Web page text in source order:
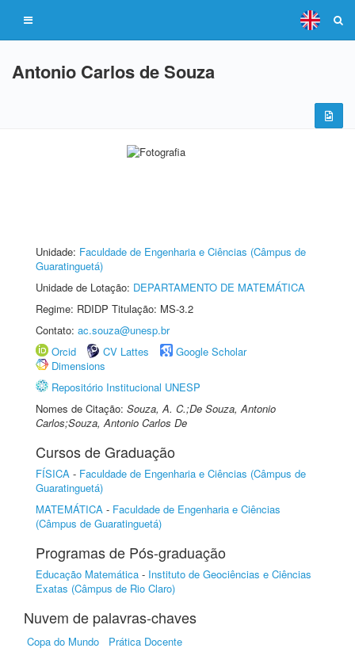
Antonio Carlos de Souza
Unidade: Faculdade de Engenharia e Ciências (Câmpus de
Guaratinguetá)
Unidade de Lotação: DEPARTAMENTO DE MATEMÁTICA
Regime: RDIDP Titulação: MS-3.2
Contato: ac.souza@unesp.br
Orcid
CV Lattes
Google Scholar
Dimensions
Repositório Institucional UNESP
Nomes de Citação: Souza, A. C.;De Souza, Antonio
Carlos;Souza, Antonio Carlos De
Cursos de Graduação
FÍSICA - Faculdade de Engenharia e Ciências (Câmpus de
Guaratinguetá)
MATEMÁTICA - Faculdade de Engenharia e Ciências
(Câmpus de Guaratinguetá)
Programas de Pós-graduação
Educação Matemática - Instituto de Geociências e Ciências
Exatas (Câmpus de Rio Claro)
Nuvem de palavras-chaves
Copa do Mundo Prática Docente